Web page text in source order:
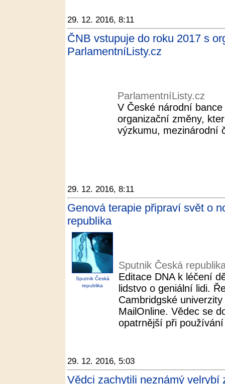
29. 12. 2016, 8:11
ČNB vstupuje do roku 2017 s
ParlamentníListy.cz
ParlamentníListy.cz
V České národní
organizační změny,
výzkumu, mezinárodní
29. 12. 2016, 8:11
Genová terapie připraví svět o
republika
Sputnik Česká
republika
Sputnik Česká
Editace DNA k léčení
lidstvo o geniální lidi.
Cambridgské
MailOnline. Vědec se
opatrnější při
29. 12. 2016, 5:03
Vědci zachytili neznámý velrybí